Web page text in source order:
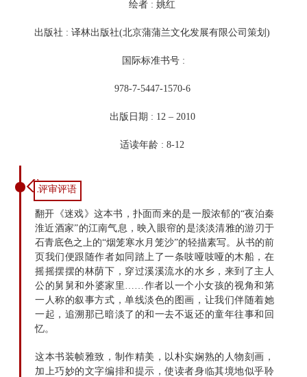
绘者 : 姚红
出版社 : 译林出版社(北京蒲蒲兰文化发展有限公司策划)
国际标准书号 :
978-7-5447-1570-6
出版日期 : 12 – 2010
适读年龄 : 8-12
评审评语
翻开《迷戏》这本书，扑面而来的是一股浓郁的“夜泊秦
淮近酒家”的江南气息，映入眼帘的是淡淡清雅的游刃于
石青底色之上的“烟笼寒水月笼沙”的轻描素写。从书的前
页我们便跟随作者如同踏上了一条吱哑吱哑的木船，在
摇摇摆摆的林荫下，穿过溪溪流水的水乡，来到了主人
公的舅舅和外婆家里……作者以一个小女孩的视角和第
一人称的叙事方式，单线淡色的图画，让我们伴随着她
一起，追溯那已暗淡了的和一去不返还的童年往事和回
忆。
这本书装帧雅致，制作精美，以朴实娴熟的人物刻画，
加上巧妙的文字编排和提示，使读者身临其境地似乎聆